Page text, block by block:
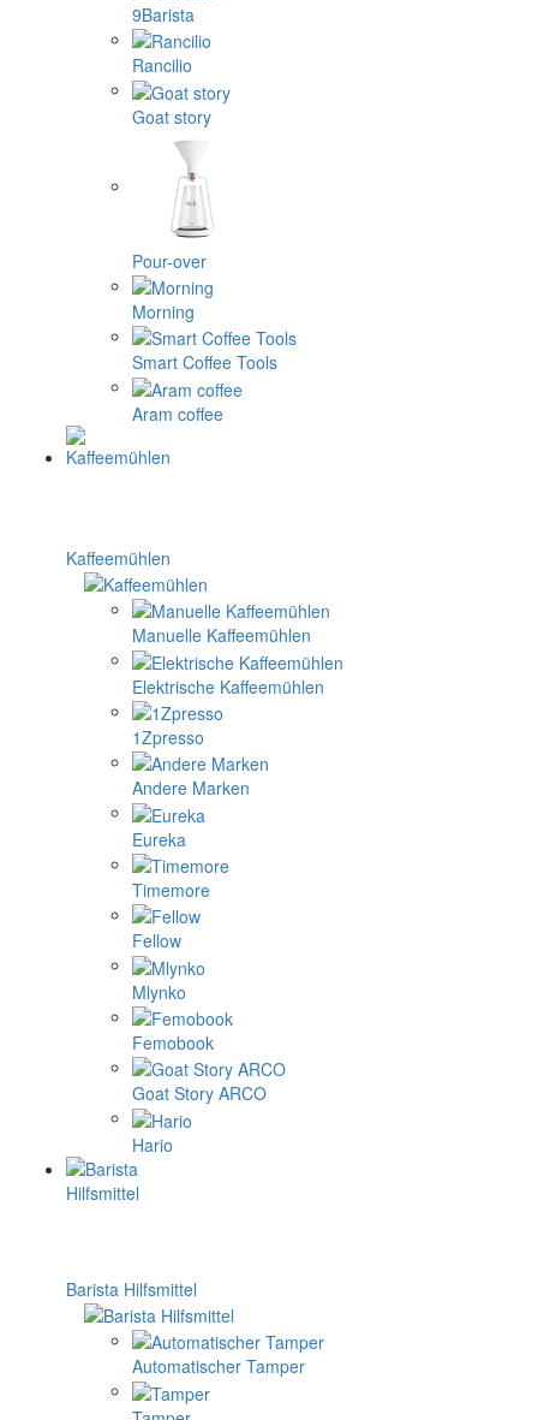
9Barista
Rancilio
Goat story
Pour-over
Morning
Smart Coffee Tools
Aram coffee
Kaffeemühlen
Manuelle Kaffeemühlen
Elektrische Kaffeemühlen
1Zpresso
Andere Marken
Eureka
Timemore
Fellow
Mlynko
Femobook
Goat Story ARCO
Hario
Barista Hilfsmittel
Automatischer Tamper